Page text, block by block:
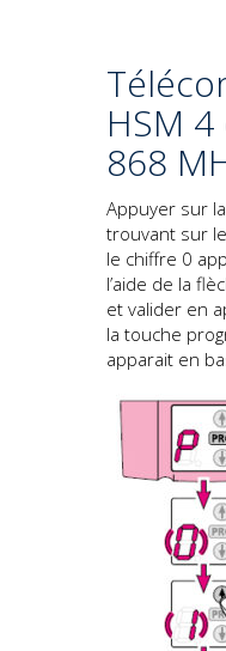
HSM
868
Appuyer sur
trouvant sur
le chiffre 0
l’aide de la
et valider en
la touche
apparait en